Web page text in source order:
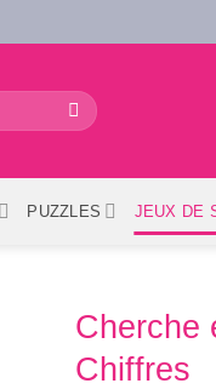
PUZZLES JEUX DE
Cherche
Chiffres